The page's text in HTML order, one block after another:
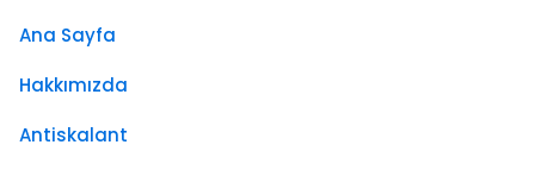
Ana Sayfa
Hakkımızda
Antiskalant